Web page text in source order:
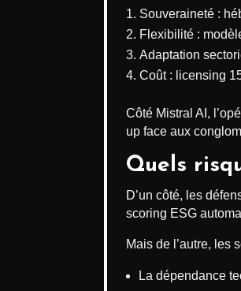
Souveraineté :
Flexibilité :
Adaptation
Coût : licensing
Côté Mistral AI,
up face aux
Quels
D’un côté, les
scoring ESG
Mais de l’autre, les
La dépendance